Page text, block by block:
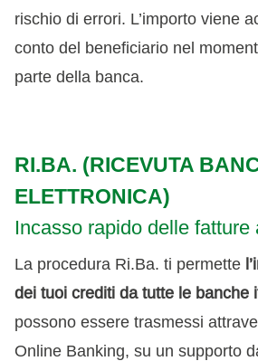
rischio di errori. L’importo viene
conto del beneficiario nel
parte della banca.
RI.BA. (RICEVUTA
ELETTRONICA)
Incasso rapido delle fatture
La procedura Ri.Ba. ti permette
dei tuoi crediti da tutte le banche
possono essere trasmessi
Online Banking, su un supporto